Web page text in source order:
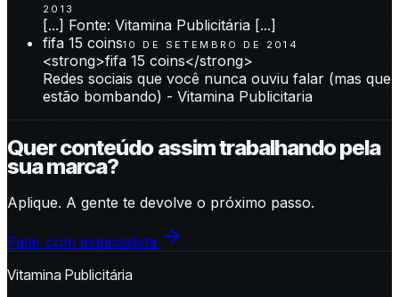
2013
[...] Fonte: Vitamina Publicitária [...]
fifa 15 coins10 DE SETEMBRO DE 2014
<strong>fifa 15 coins</strong>
Redes sociais que você nunca ouviu falar (mas que
estão bombando) - Vitamina Publicitaria
Quer conteúdo assim trabalhando pela
sua marca?
Aplique. A gente te devolve o próximo passo.
Falar com especialista
Vitamina Publicitária